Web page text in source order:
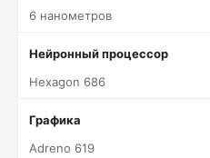
6 нанометров
Нейронный процессор
Hexagon 686
Графика
Adreno 619